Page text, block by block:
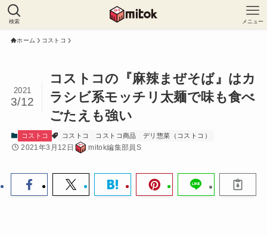
検索 メニュー
ホーム コストコ
コストコの『麻辣まぜそば』はカ
ラシビ系モッチリ太麺で味も食べ
ごたえも強い
2021
3/12
コストコ コストコ コストコ商品 デリ惣菜（コストコ）
2021年3月12日 mitok編集部員S